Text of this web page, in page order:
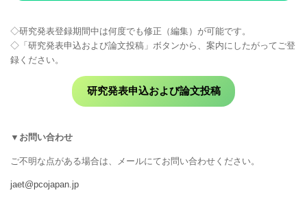
◇研究発表登録期間中は何度でも修正（編集）が可能です。
◇「研究発表申込および論文投稿」ボタンから、案内にしたがってご登
録ください。
研究発表申込および論文投稿
▼お問い合わせ
ご不明な点がある場合は、メールにてお問い合わせください。
jaet@pcojapan.jp